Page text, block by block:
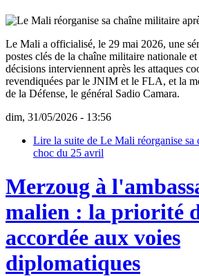
Le Mali a officialisé, le 29 mai 2026, une
postes clés de la chaîne militaire nationale
décisions interviennent après les attaques
revendiquées par le JNIM et le FLA, et la
de la Défense, le général Sadio Camara.
dim, 31/05/2026 - 13:56
Lire la suite de Le Mali réorganise sa
choc du 25 avril
Merzoug à
malien : la priorité
accordée aux voies
diplomatiques